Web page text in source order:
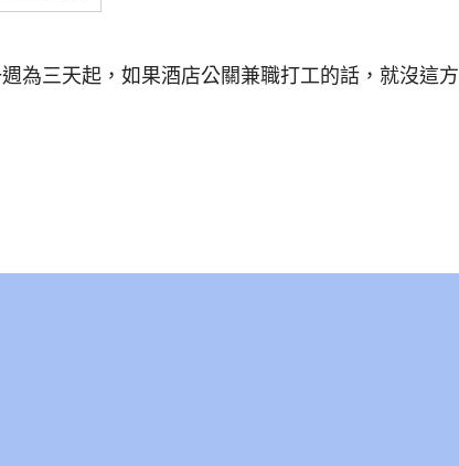
為三天起，如果酒店公關兼職打工的話，就沒這方